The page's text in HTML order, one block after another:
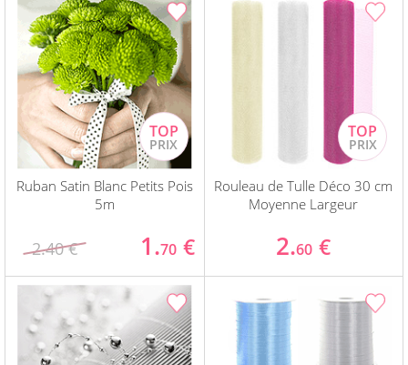
Ruban Satin Blanc Petits Pois
5m
2.40 € 1.70 €
Rouleau de Tulle Déco 30 cm
Moyenne Largeur
2.60 €